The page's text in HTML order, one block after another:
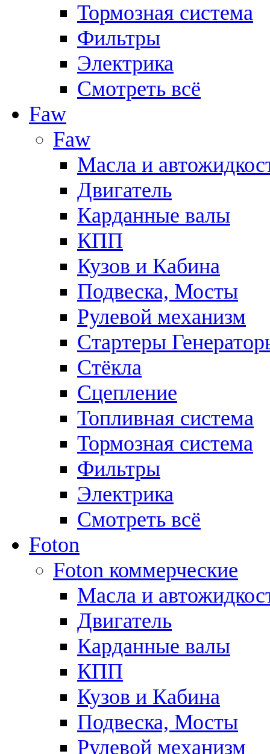
Тормозная система
Фильтры
Электрика
Смотреть всё
Faw
Faw
Масла и
Двигатель
Карданные валы
КПП
Кузов и Кабина
Подвеска, Мосты
Рулевой механизм
Стартеры
Стёкла
Сцепление
Топливная система
Тормозная система
Фильтры
Электрика
Смотреть всё
Foton
Foton коммерческие
Масла и
Двигатель
Карданные валы
КПП
Кузов и Кабина
Подвеска, Мосты
Рулевой механизм